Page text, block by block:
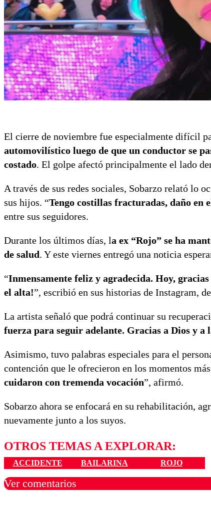
El cierre de noviembre fue especialmente difícil
automovilístico luego de que un conductor se
costado. El golpe afectó principalmente el lado
A través de sus redes sociales, Sobarzo relató lo
sus hijos. “Tengo costillas fracturadas, daño en
entre sus seguidores.
Durante los últimos días, la ex “Rojo” se ha
de salud. Y este viernes entregó una noticia
“Inmensamente feliz y agradecida. Hoy,
el alta!”, escribió en sus historias de Instagram,
La artista señaló que podrá continuar su
fuerza para seguir adelante. Gracias a Dios y
Asimismo, tuvo palabras especiales para el
contención que le ofrecieron en los momentos
cuidaron con tremenda vocación”, afirmó.
Sobarzo ahora se enfocará en su rehabilitación,
nuevamente junto a los suyos.
OTROS TEMAS A EXPLORAR:
ACCIDENTE BAILARINA ROJO
Ver comentarios